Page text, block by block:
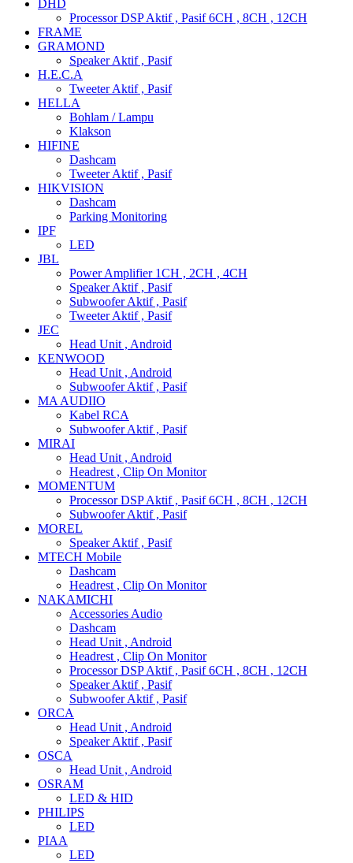
DHD
Processor DSP Aktif , Pasif 6CH , 8CH , 12CH
FRAME
GRAMOND
Speaker Aktif , Pasif
H.E.C.A
Tweeter Aktif , Pasif
HELLA
Bohlam / Lampu
Klakson
HIFINE
Dashcam
Tweeter Aktif , Pasif
HIKVISION
Dashcam
Parking Monitoring
IPF
LED
JBL
Power Amplifier 1CH , 2CH , 4CH
Speaker Aktif , Pasif
Subwoofer Aktif , Pasif
Tweeter Aktif , Pasif
JEC
Head Unit , Android
KENWOOD
Head Unit , Android
Subwoofer Aktif , Pasif
MA AUDIIO
Kabel RCA
Subwoofer Aktif , Pasif
MIRAI
Head Unit , Android
Headrest , Clip On Monitor
MOMENTUM
Processor DSP Aktif , Pasif 6CH , 8CH , 12CH
Subwoofer Aktif , Pasif
MOREL
Speaker Aktif , Pasif
MTECH Mobile
Dashcam
Headrest , Clip On Monitor
NAKAMICHI
Accessories Audio
Dashcam
Head Unit , Android
Headrest , Clip On Monitor
Processor DSP Aktif , Pasif 6CH , 8CH , 12CH
Speaker Aktif , Pasif
Subwoofer Aktif , Pasif
ORCA
Head Unit , Android
Speaker Aktif , Pasif
OSCA
Head Unit , Android
OSRAM
LED & HID
PHILIPS
LED
PIAA
LED